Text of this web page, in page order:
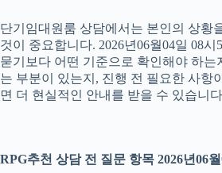
단기임대원룸 상담에서는 본인의 상황
것이 중요합니다. 2026년06월04일 08
묻기보다 어떤 기준으로 확인해야 하는
는 부분이 있는지, 진행 전 필요한 사항
면 더 현실적인 안내를 받을 수 있습니
RPG추천 상담 전 질문 항목 2026년06